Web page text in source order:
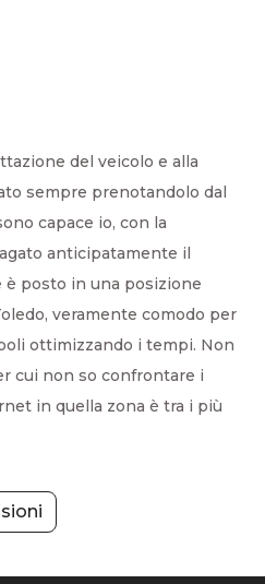
del veicolo e alla
sempre prenotandolo dal
capace io, con la
anticipatamente il
è posto in una posizione
veramente comodo per
ottimizzando i tempi. Non
cui non so confrontare i
in quella zona è tra i più